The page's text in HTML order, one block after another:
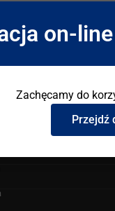
takiego badania.
do
linki doon-line
Zachęcamy do
Przejdź